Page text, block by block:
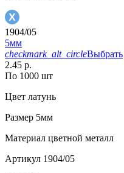
1904/05
5мм
checkmark_alt_circleВыбрать
2.45 р.
По 1000 шт
Цвет латунь
Размер 5мм
Материал цветной металл
Артикул 1904/05